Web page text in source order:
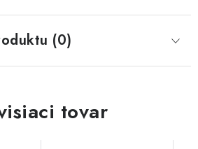
(0)
tovar